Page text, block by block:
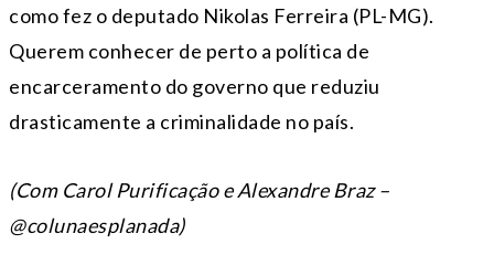
como fez o deputado Nikolas Ferreira (PL-MG).
Querem conhecer de perto a política de
encarceramento do governo que reduziu
drasticamente a criminalidade no país.
(Com Carol Purificação e Alexandre Braz –
@colunaesplanada)